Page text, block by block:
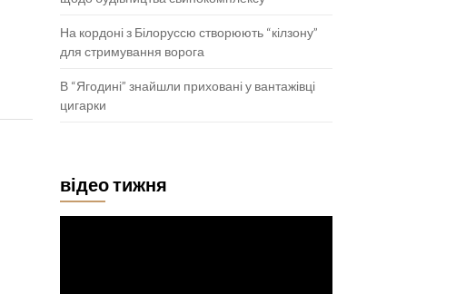
На кордоні з Білоруссю створюють “кілзону”
для стримування ворога
В “Ягодині” знайшли приховані у вантажівці
цигарки
відео тижня